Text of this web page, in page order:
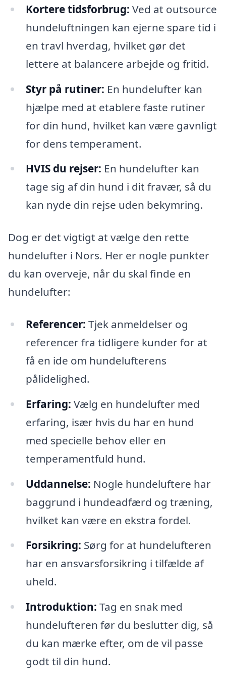
Kortere tidsforbrug: Ved at outsource
hundeluftningen kan ejerne spare tid i
en travl hverdag, hvilket gør det
lettere at balancere arbejde og fritid.
Styr på rutiner: En hundelufter kan
hjælpe med at etablere faste rutiner
for din hund, hvilket kan være gavnligt
for dens temperament.
HVIS du rejser: En hundelufter kan
tage sig af din hund i dit fravær, så du
kan nyde din rejse uden bekymring.
Dog er det vigtigt at vælge den rette
hundelufter i Nors. Her er nogle punkter
du kan overveje, når du skal finde en
hundelufter:
Referencer: Tjek anmeldelser og
referencer fra tidligere kunder for at
få en ide om hundelufterens
pålidelighed.
Erfaring: Vælg en hundelufter med
erfaring, især hvis du har en hund
med specielle behov eller en
temperamentfuld hund.
Uddannelse: Nogle hundeluftere har
baggrund i hundeadfærd og træning,
hvilket kan være en ekstra fordel.
Forsikring: Sørg for at hundelufteren
har en ansvarsforsikring i tilfælde af
uheld.
Introduktion: Tag en snak med
hundelufteren før du beslutter dig, så
du kan mærke efter, om de vil passe
godt til din hund.